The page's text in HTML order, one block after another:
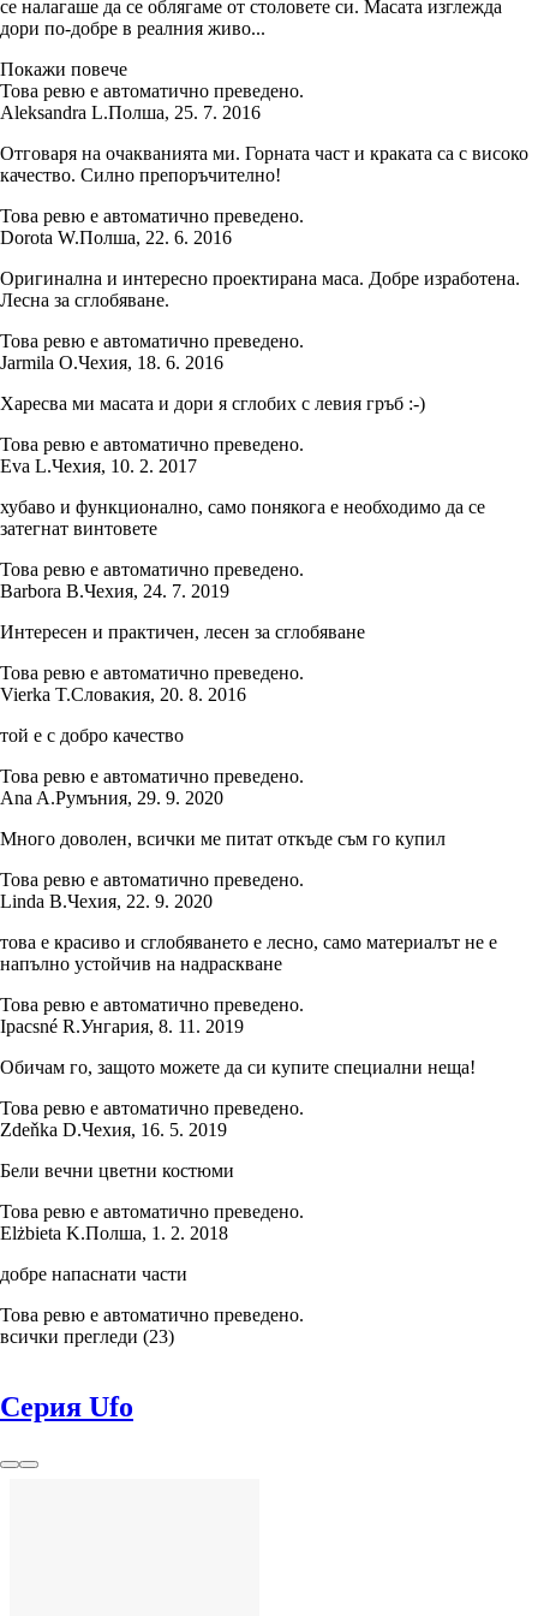
се налагаше да се облягаме от столовете си. Масата изглежда
дори по-добре в реалния живо...
Покажи повече
Това ревю е автоматично преведено.
Aleksandra L.Полша, 25. 7. 2016
Отговаря на очакванията ми. Горната част и краката са с високо
качество. Силно препоръчително!
Това ревю е автоматично преведено.
Dorota W.Полша, 22. 6. 2016
Оригинална и интересно проектирана маса. Добре изработена.
Лесна за сглобяване.
Това ревю е автоматично преведено.
Jarmila O.Чехия, 18. 6. 2016
Харесва ми масата и дори я сглобих с левия гръб :-)
Това ревю е автоматично преведено.
Eva L.Чехия, 10. 2. 2017
хубаво и функционално, само понякога е необходимо да се
затегнат винтовете
Това ревю е автоматично преведено.
Barbora B.Чехия, 24. 7. 2019
Интересен и практичен, лесен за сглобяване
Това ревю е автоматично преведено.
Vierka T.Словакия, 20. 8. 2016
той е с добро качество
Това ревю е автоматично преведено.
Ana A.Румъния, 29. 9. 2020
Много доволен, всички ме питат откъде съм го купил
Това ревю е автоматично преведено.
Linda B.Чехия, 22. 9. 2020
това е красиво и сглобяването е лесно, само материалът не е
напълно устойчив на надраскване
Това ревю е автоматично преведено.
Ipacsné R.Унгария, 8. 11. 2019
Обичам го, защото можете да си купите специални неща!
Това ревю е автоматично преведено.
Zdeňka D.Чехия, 16. 5. 2019
Бели вечни цветни костюми
Това ревю е автоматично преведено.
Elżbieta K.Полша, 1. 2. 2018
добре напаснати части
Това ревю е автоматично преведено.
всички прегледи (23)
Серия Ufo